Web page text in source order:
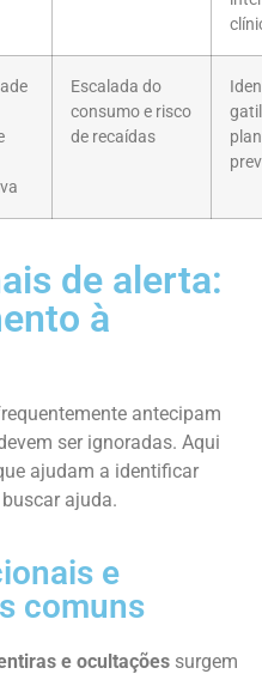
Escalada do
consumo e risco
de recaídas
de alerta:
à
antecipam
ser ignoradas. Aqui
ajudam a identificar
ajuda.
e
comuns
e ocultações surgem